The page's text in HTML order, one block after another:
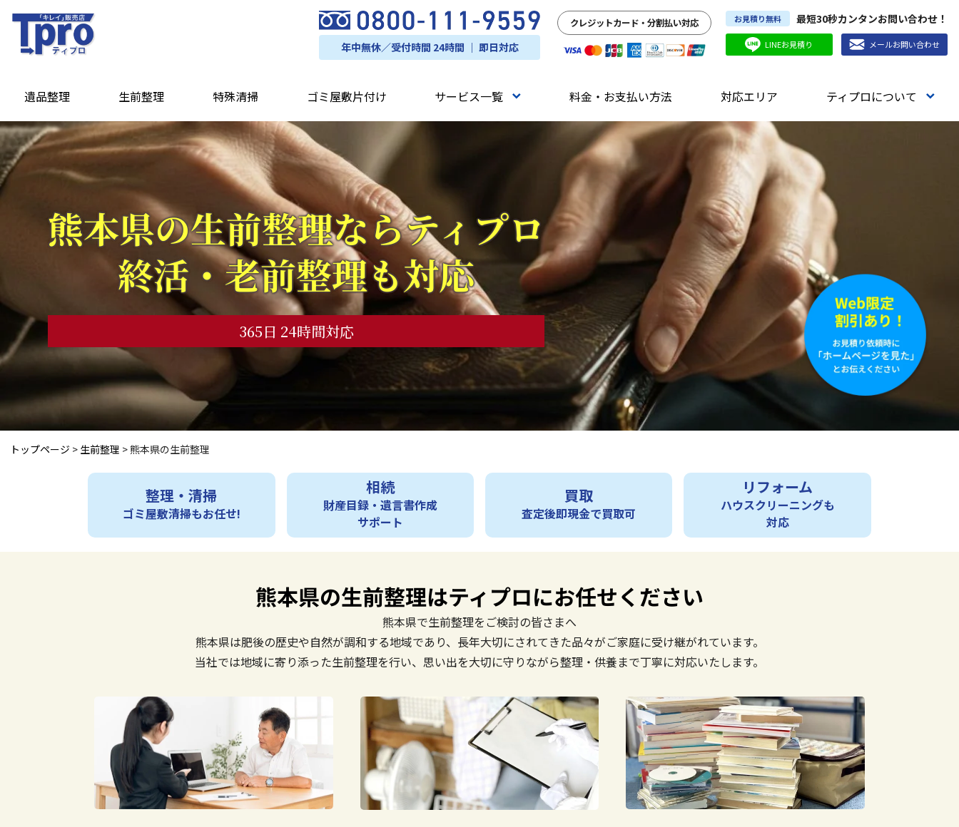
年中無休／受付時間 24時間 ｜ 即日対応
クレジットカード・分割払い対応 お見積り無料 最短30秒カンタンお問い合わせ！
LINEお見積り メールお問い合わせ
遺品整理 生前整理 特殊清掃 ゴミ屋敷片付け サービス一覧 料金・お支払い方法 対応エリア ティプロについて
熊本県の生前整理ならティプロ
終活・老前整理も対応
365日 24時間対応
トップページ > 生前整理 >熊本県の生前整理
整理・清掃
ゴミ屋敷清掃もお任せ!
相続
財産目録・遺言書作成
サポート
買取
査定後即現金で買取可
リフォーム
ハウスクリーニングも
対応
熊本県の生前整理はティプロにお任せください
熊本県で生前整理をご検討の皆さまへ
熊本県は肥後の歴史や自然が調和する地域であり、長年大切にされてきた品々がご家庭に受け継がれています。
当社では地域に寄り添った生前整理を行い、思い出を大切に守りながら整理・供養まで丁寧に対応いたします。